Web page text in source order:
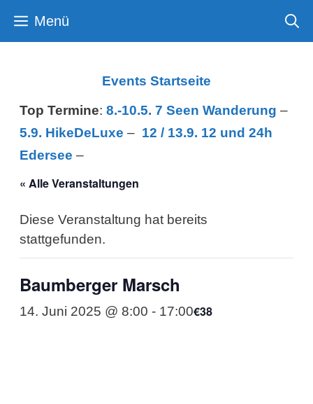
Inhalt Menü
Events Startseite
Top Termine: 8.-10.5. 7 Seen Wanderung –
5.9. HikeDeLuxe – 12 / 13.9. 12 und 24h
Edersee –
« Alle Veranstaltungen
Diese Veranstaltung hat bereits
stattgefunden.
Baumberger Marsch
14. Juni 2025 @ 8:00 - 17:00€38